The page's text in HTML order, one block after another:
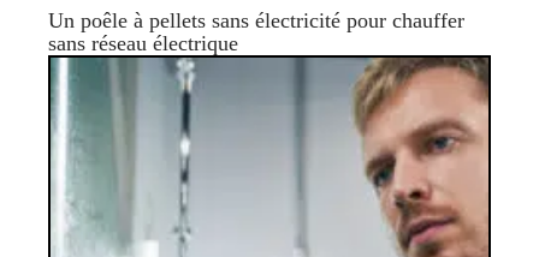
Un poêle à pellets sans électricité pour chauffer
sans réseau électrique